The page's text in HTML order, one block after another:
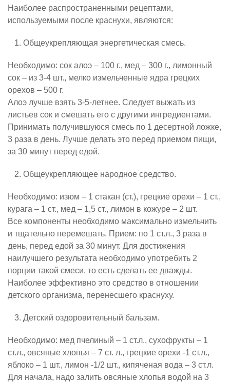
Наиболее распространенными рецептами,
используемыми после краснухи, являются:
Общеукрепляющая энергетическая смесь.
Необходимо: сок алоэ – 100 г., мед – 300 г., лимонный
сок – из 3-4 шт., мелко измельченные ядра грецких
орехов – 500 г.
Алоэ лучше взять 3-5-летнее. Следует выжать из
листьев сок и смешать его с другими ингредиентами.
Принимать получившуюся смесь по 1 десертной ложке,
3 раза в день. Лучше делать это перед приемом пищи,
за 30 минут перед едой.
Общеукрепляющее народное средство.
Необходимо: изюм – 1 стакан (ст.), грецкие орехи – 1 ст.,
курага – 1 ст., мед – 1,5 ст., лимон в кожуре – 2 шт.
Все компоненты необходимо максимально измельчить
и тщательно перемешать. Прием: по 1 ст.л., 3 раза в
день, перед едой за 30 минут. Для достижения
наилучшего результата необходимо употребить 2
порции такой смеси, то есть сделать ее дважды.
Наиболее эффективно это средство в отношении
детского организма, перенесшего краснуху.
Детский оздоровительный бальзам.
Необходимо: мед пчелиный – 1 ст.л., сухофрукты – 1
ст.л., овсяные хлопья – 7 ст. л., грецкие орехи -1 ст.л.,
яблоко – 1 шт., лимон -1/2 шт., кипяченая вода – 3 ст.л.
Для начала, надо залить овсяные хлопья водой на 3